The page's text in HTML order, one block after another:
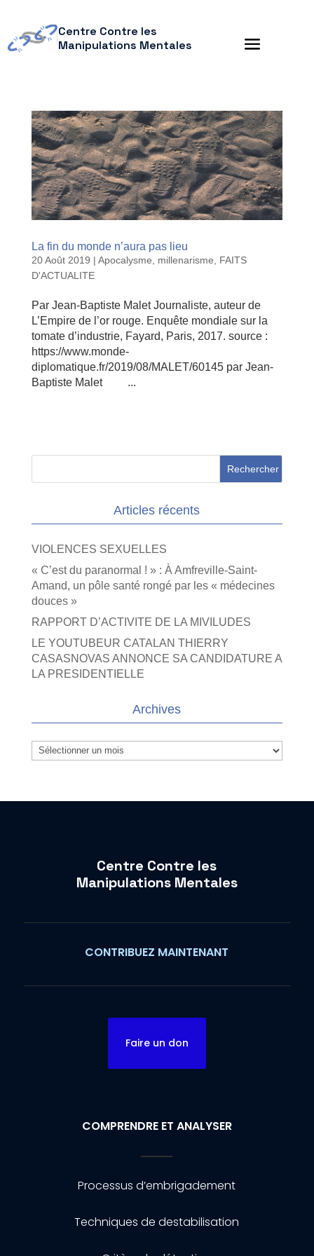
Centre Contre les
Manipulations Mentales
La fin du monde n’aura pas lieu
20 Août 2019 | Apocalysme, millenarisme
FAITS
D'ACTUALITE
Par Jean-Baptiste Malet Journaliste, auteur de
L’Empire de l’or rouge. Enquête mondiale sur la
tomate d’industrie, Fayard, Paris, 2017. source :
https://www.monde-
diplomatique.fr/2019/08/MALET/60145 par Jean-
Baptiste Malet ...
Articles récents
VIOLENCES SEXUELLES
« C’est du paranormal ! » : À Amfreville-Saint-
Amand, un pôle santé rongé par les « médecines
douces »
RAPPORT D’ACTIVITE DE LA MIVILUDES
LE YOUTUBEUR CATALAN THIERRY
CASASNOVAS ANNONCE SA CANDIDATURE A
LA PRESIDENTIELLE
Archives
Archives
Centre Contre les
Manipulations Mentales
CONTRIBUEZ MAINTENANT
Faire un don
COMPRENDRE ET ANALYSER
Processus d’embrigadement
Techniques de destabilisation